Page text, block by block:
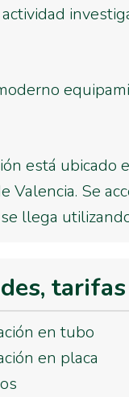
está
Valencia. Se
llega
tarifas
en tubo
en placa